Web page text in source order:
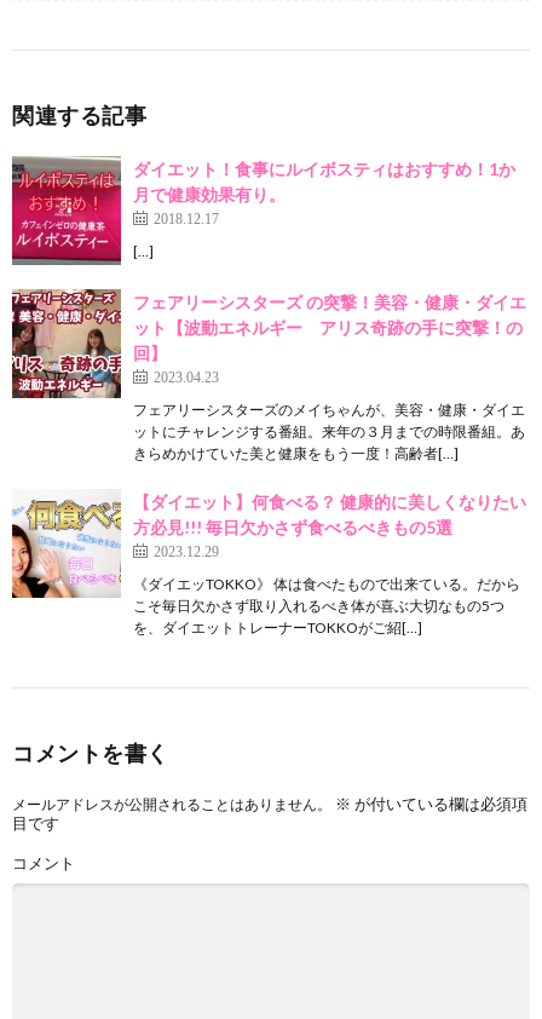
関連する記事
ダイエット！食事にルイボスティはおすすめ！1か
月で健康効果有り。
2018.12.17
[…]
フェアリーシスターズ の突撃！美容・健康・ダイエ
ット【波動エネルギー アリス奇跡の手に突撃！の
回】
2023.04.23
フェアリーシスターズのメイちゃんが、美容・健康・ダイエ
ットにチャレンジする番組。来年の３月までの時限番組。あ
きらめかけていた美と健康をもう一度！高齢者[…]
【ダイエット】何食べる？ 健康的に美しくなりたい
方必見!!! 毎日欠かさず食べるべきもの5選
2023.12.29
《ダイエッTOKKO》 体は食べたもので出来ている。だから
こそ毎日欠かさず取り入れるべき体が喜ぶ大切なもの5つ
を、ダイエットトレーナーTOKKOがご紹[…]
コメントを書く
メールアドレスが公開されることはありません。 ※ が付いている欄は必須項
目です
コメント